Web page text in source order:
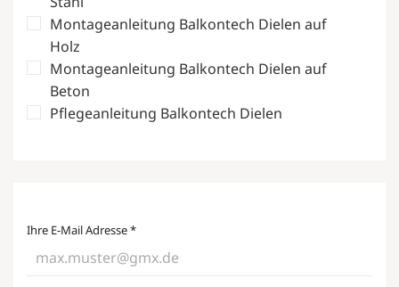
Montageanleitung Balkontech Dielen auf
Holz
Montageanleitung Balkontech Dielen auf
Beton
Pflegeanleitung Balkontech Dielen
Ihre E-Mail Adresse*